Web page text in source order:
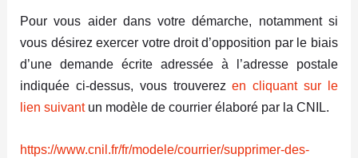
Pour vous aider dans votre démarche, notamment si
vous désirez exercer votre droit d’opposition par le biais
d’une demande écrite adressée à l’adresse postale
indiquée ci-dessus, vous trouverezen cliquant sur le
lien suivantun modèle de courrier élaboré par la CNIL.
https://www.cnil.fr/fr/modele/courrier/supprimer-des-